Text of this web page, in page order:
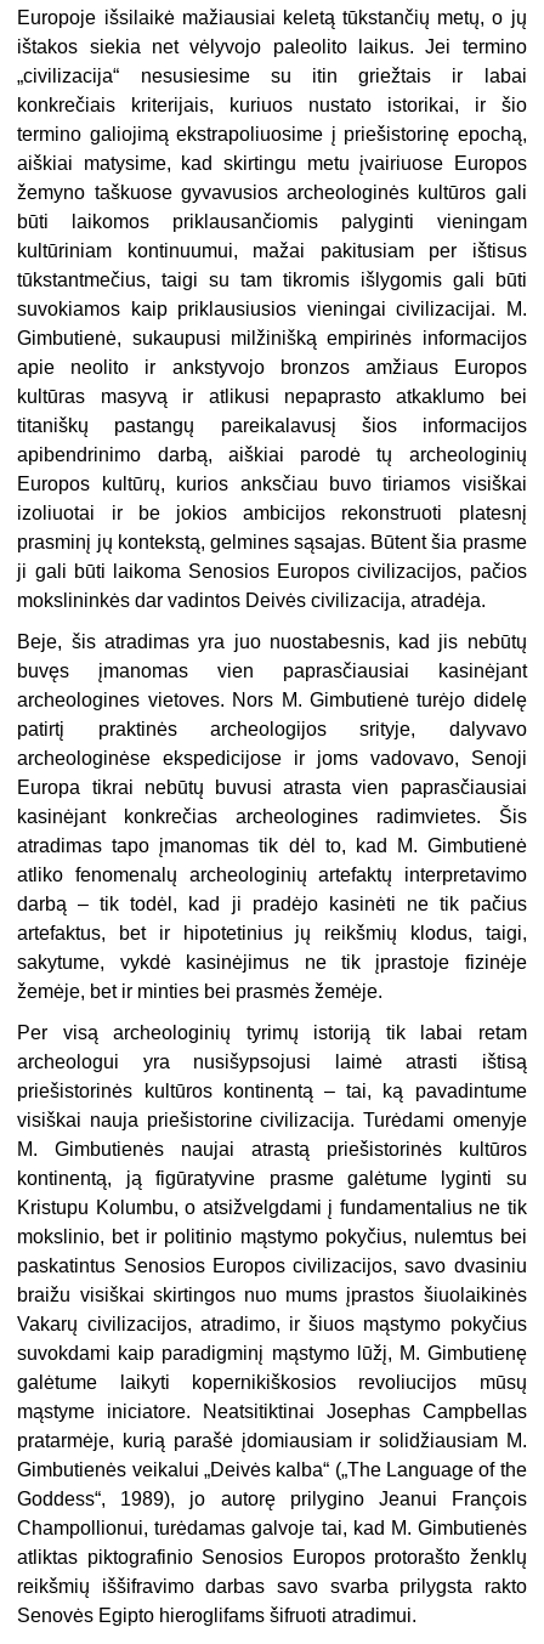
Europoje išsilaikė mažiausiai keletą tūkstančių metų, o jų
ištakos siekia net vėlyvojo paleolito laikus. Jei termino
„civilizacija“ nesusiesime su itin griežtais ir labai
konkrečiais kriterijais, kuriuos nustato istorikai, ir šio
termino galiojimą ekstrapoliuosime į priešistorinę epochą,
aiškiai matysime, kad skirtingu metu įvairiuose Europos
žemyno taškuose gyvavusios archeologinės kultūros gali
būti laikomos priklausančiomis palyginti vieningam
kultūriniam kontinuumui, mažai pakitusiam per ištisus
tūkstantmečius, taigi su tam tikromis išlygomis gali būti
suvokiamos kaip priklausiusios vieningai civilizacijai. M.
Gimbutienė, sukaupusi milžinišką empirinės informacijos
apie neolito ir ankstyvojo bronzos amžiaus Europos
kultūras masyvą ir atlikusi nepaprasto atkaklumo bei
titaniškų pastangų pareikalavusį šios informacijos
apibendrinimo darbą, aiškiai parodė tų archeologinių
Europos kultūrų, kurios anksčiau buvo tiriamos visiškai
izoliuotai ir be jokios ambicijos rekonstruoti platesnį
prasminį jų kontekstą, gelmines sąsajas. Būtent šia prasme
ji gali būti laikoma Senosios Europos civilizacijos, pačios
mokslininkės dar vadintos Deivės civilizacija, atradėja.
Beje, šis atradimas yra juo nuostabesnis, kad jis nebūtų
buvęs įmanomas vien paprasčiausiai kasinėjant
archeologines vietoves. Nors M. Gimbutienė turėjo didelę
patirtį praktinės archeologijos srityje, dalyvavo
archeologinėse ekspedicijose ir joms vadovavo, Senoji
Europa tikrai nebūtų buvusi atrasta vien paprasčiausiai
kasinėjant konkrečias archeologines radimvietes. Šis
atradimas tapo įmanomas tik dėl to, kad M. Gimbutienė
atliko fenomenalų archeologinių artefaktų interpretavimo
darbą – tik todėl, kad ji pradėjo kasinėti ne tik pačius
artefaktus, bet ir hipotetinius jų reikšmių klodus, taigi,
sakytume, vykdė kasinėjimus ne tik įprastoje fizinėje
žemėje, bet ir minties bei prasmės žemėje.
Per visą archeologinių tyrimų istoriją tik labai retam
archeologui yra nusišypsojusi laimė atrasti ištisą
priešistorinės kultūros kontinentą – tai, ką pavadintume
visiškai nauja priešistorine civilizacija. Turėdami omenyje
M. Gimbutienės naujai atrastą priešistorinės kultūros
kontinentą, ją figūratyvine prasme galėtume lyginti su
Kristupu Kolumbu, o atsižvelgdami į fundamentalius ne tik
mokslinio, bet ir politinio mąstymo pokyčius, nulemtus bei
paskatintus Senosios Europos civilizacijos, savo dvasiniu
braižu visiškai skirtingos nuo mums įprastos šiuolaikinės
Vakarų civilizacijos, atradimo, ir šiuos mąstymo pokyčius
suvokdami kaip paradigminį mąstymo lūžį, M. Gimbutienę
galėtume laikyti kopernikiškosios revoliucijos mūsų
mąstyme iniciatore. Neatsitiktinai Josephas Campbellas
pratarmėje, kurią parašė įdomiausiam ir solidžiausiam M.
Gimbutienės veikalui „Deivės kalba“ („The Language of the
Goddess“, 1989), jo autorę prilygino Jeanui François
Champollionui, turėdamas galvoje tai, kad M. Gimbutienės
atliktas piktografinio Senosios Europos protorašto ženklų
reikšmių iššifravimo darbas savo svarba prilygsta rakto
Senovės Egipto hieroglifams šifruoti atradimui.